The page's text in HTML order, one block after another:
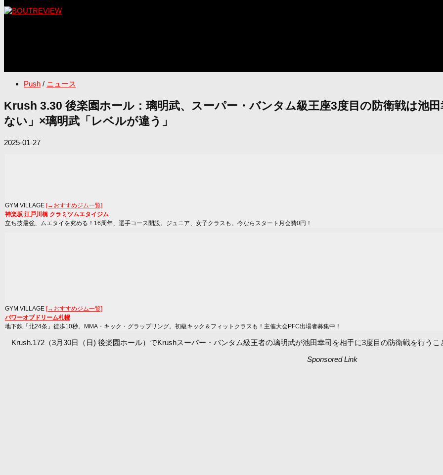
Push / ニュース
Krush 3.30 後楽園ホール：璃明武、スーパー・バンタム級王座3度目の防衛戦は池
ない」×璃明武「レベルが違う」
2025-01-27
GYM VILLAGE [→おすすめジム一覧]
神楽坂 江戸川橋 クラミツムエタイジム
立ち技最強、ムエタイを究める！16周年、選手コース開設。ジュニア、女子クラスも。今ならスタート月会費0円！
GYM VILLAGE [→おすすめジム一覧]
パワーオブドリーム札幌
地下鉄「北24条」徒歩10秒。MMA・キック・グラップリング。初級キック＆フィットクラスも！主催大会PFC出場者募集中！
Krush.172（3月30日（日) 後楽園ホール）でKrushスーパー・バンタム級王者の璃明武が池田幸司を相手に3度目の防衛戦を行うこ
Sponsored Link